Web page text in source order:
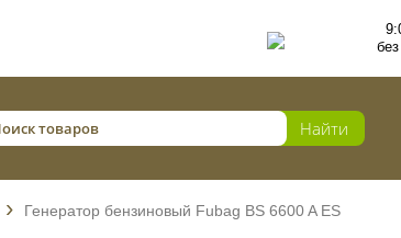
Генератор бензиновый Fubag BS 6600 A ES